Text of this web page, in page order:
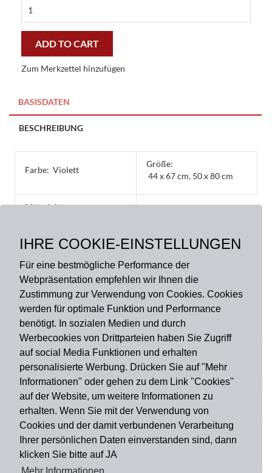
IHRE COOKIE-EINSTELLUNGEN
Für eine bestmögliche Performance der
Webpräsentation empfehlen wir Ihnen die
Zustimmung zur Verwendung von Cookies. Cookies
werden für optimale Funktion und Performance
benötigt. In sozialen Medien und durch
Werbecookies von Drittparteien haben Sie Zugriff
auf social Media Funktionen und erhalten
personalisierte Werbung. Drücken Sie auf "Mehr
Informationen" oder gehen zu dem Link "Cookies"
auf der Website, um weitere Informationen zu
erhalten. Wenn Sie mit der Verwendung von
Cookies und der damit verbundenen Verarbeitung
Ihrer persönlichen Daten einverstanden sind, dann
klicken Sie bitte auf JA
Gallerymatte
violett
günstig
quantity
ADD TO CART
Zum Merkzettel hinzufügen
BASISDATEN
BESCHREIBUNG
Farbe: Violett
Größe:
44 x 67 cm, 50 x 80 cm
Material:
Rückseite
Zahlungsart
Versandart
Du findest uns auch auf
Informationen